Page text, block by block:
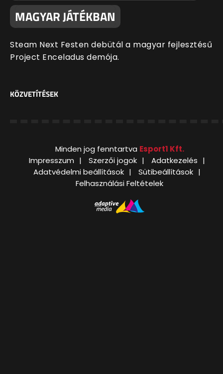
MAGYAR JÁTÉKBAN
Steam Next Festen debütál a magyar fejlesztésű
Project Enceladus demója.
KÖZVETÍTÉSEK
Minden jog fenntartva Esport1 Kft.
Impresszum
Szerzői jogok
Adatkezelés
Adatvédelmi beállítások
Sütibeállítások
Felhasználási Feltételek